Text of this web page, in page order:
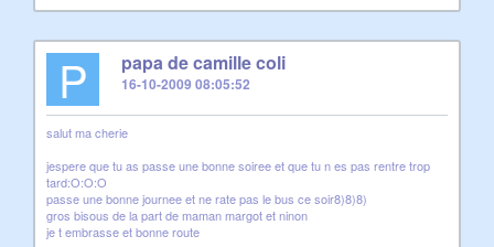
P papa de camille coli
16-10-2009 08:05:52
salut ma cherie
jespere que tu as passe une bonne soiree et que tu n es pas rentre trop
tard:O:O:O
passe une bonne journee et ne rate pas le bus ce soir8)8)8)
gros bisous de la part de maman margot et ninon
je t embrasse et bonne route